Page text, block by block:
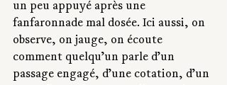
un peu appuyé après une
fanfaronnade mal dosée. Ici aussi, on
observe, on jauge, on écoute
comment quelqu’un parle d’un
passage engagé, d’une cotation, d’un